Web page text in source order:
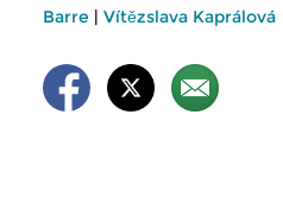
Barre | Vítězslava Kaprálová